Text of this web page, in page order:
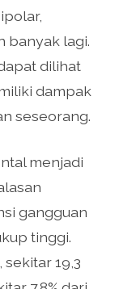
banyak lagi.
dilihat
dampak
seseorang.
menjadi
gangguan
tinggi.
19,3